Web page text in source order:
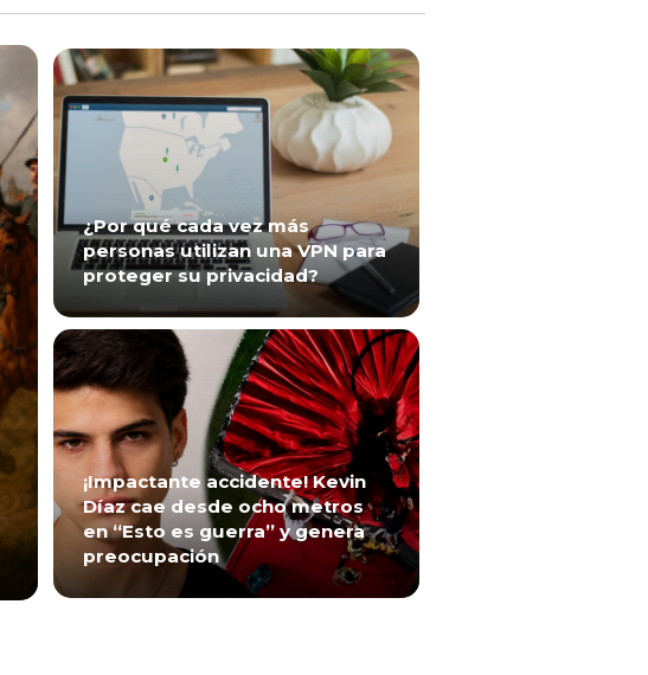
¿Por qué cada vez más
personas utilizan una VPN para
proteger su privacidad?
¡Impactante accidente! Kevin
Díaz cae desde ocho metros
en “Esto es guerra” y genera
preocupación